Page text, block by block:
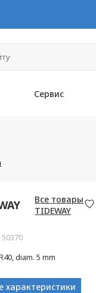
Сервис
Все товары
TIDEWAY
50370
diam. 5 mm
характеристики